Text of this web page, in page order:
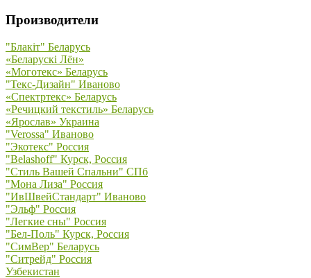
Производители
"Блакiт" Беларусь
«Беларускi Лён»
«Моготекс» Беларусь
"Текс-Дизайн" Иваново
«Спектртекс» Беларусь
«Речицкий текстиль» Беларусь
«Ярослав» Украина
"Verossa" Иваново
"Экотекс" Россия
"Belashoff" Курск, Россия
"Стиль Вашей Спальни" СПб
"Мона Лиза" Россия
"ИвШвейСтандарт" Иваново
"Эльф" Россия
"Легкие сны" Россия
"Бел-Поль" Курск, Россия
"СимВер" Беларусь
"Ситрейд" Россия
Узбекистан